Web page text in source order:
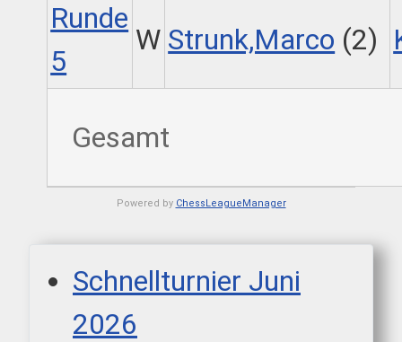
Schnellturnier Juni
2026
Runde
5
W Strunk,Marco (2)
Gesamt
Powered by ChessLeagueManager